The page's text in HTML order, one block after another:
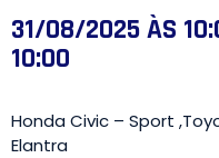
31/08/2025 ÀS
10:00
Honda Civic – Sport
Elantra